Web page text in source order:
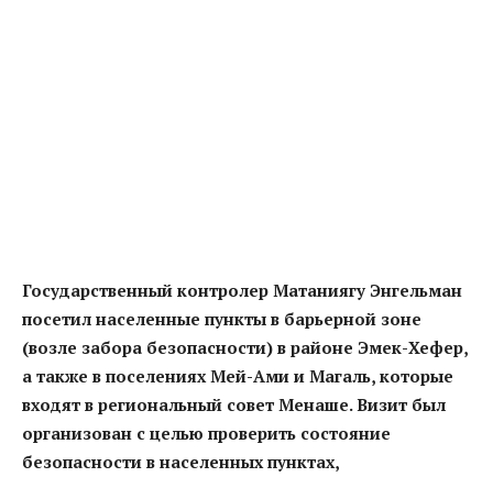
Государственный контролер Матаниягу Энгельман
посетил населенные пункты в барьерной зоне
(возле забора безопасности) в районе Эмек-Хефер,
а также в поселениях Мей-Ами и Магаль, которые
входят в региональный совет Менаше. Визит был
организован с целью проверить состояние
безопасности в населенных пунктах,